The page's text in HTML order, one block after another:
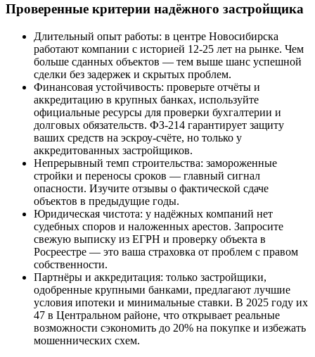
Проверенные критерии надёжного застройщика
Длительный опыт работы: в центре Новосибирска
работают компании с историей 12-25 лет на рынке. Чем
больше сданных объектов — тем выше шанс успешной
сделки без задержек и скрытых проблем.
Финансовая устойчивость: проверьте отчёты и
аккредитацию в крупных банках, используйте
официальные ресурсы для проверки бухгалтерии и
долговых обязательств. ФЗ-214 гарантирует защиту
ваших средств на эскроу-счёте, но только у
аккредитованных застройщиков.
Непрерывный темп строительства: замороженные
стройки и переносы сроков — главный сигнал
опасности. Изучите отзывы о фактической сдаче
объектов в предыдущие годы.
Юридическая чистота: у надёжных компаний нет
судебных споров и наложенных арестов. Запросите
свежую выписку из ЕГРН и проверку объекта в
Росреестре — это ваша страховка от проблем с правом
собственности.
Партнёры и аккредитация: только застройщики,
одобренные крупными банками, предлагают лучшие
условия ипотеки и минимальные ставки. В 2025 году их
47 в Центральном районе, что открывает реальные
возможности сэкономить до 20% на покупке и избежать
мошеннических схем.